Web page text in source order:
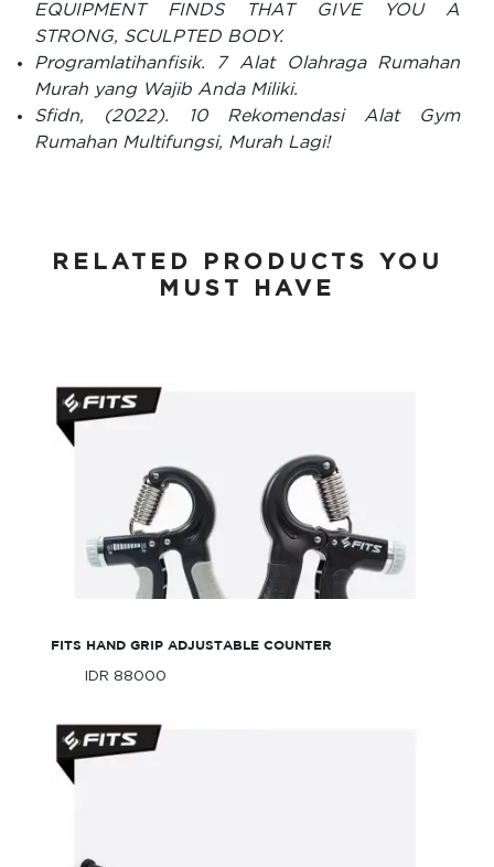
EQUIPMENT FINDS THAT GIVE YOU A
STRONG, SCULPTED BODY.
Programlatihanfisik. 7 Alat Olahraga Rumahan
Murah yang Wajib Anda Miliki.
Sfidn, (2022). 10 Rekomendasi Alat Gym
Rumahan Multifungsi, Murah Lagi!
RELATED PRODUCTS YOU
MUST HAVE
FITS HAND GRIP ADJUSTABLE COUNTER
IDR 88000
FITS Hand Grip Adjustable Counter
IDR 88000